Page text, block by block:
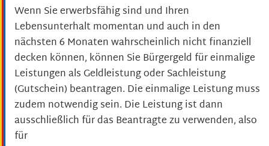
Wenn Sie erwerbsfähig sind und Ihren
Lebensunterhalt momentan und auch in den
nächsten 6 Monaten wahrscheinlich nicht finanziell
decken können, können Sie Bürgergeld für einmalige
Leistungen als Geldleistung oder Sachleistung
(Gutschein) beantragen. Die einmalige Leistung muss
zudem notwendig sein. Die Leistung ist dann
ausschließlich für das Beantragte zu verwenden, also
für